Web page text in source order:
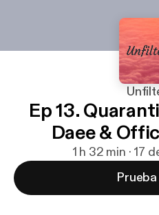
Ep 13.
Daee &
1 h 32 min · 17